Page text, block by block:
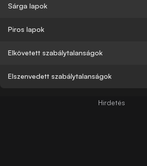
Sárga lapok
Piros lapok
Elkövetett szabálytalanságok
Elszenvedett szabálytalanságok